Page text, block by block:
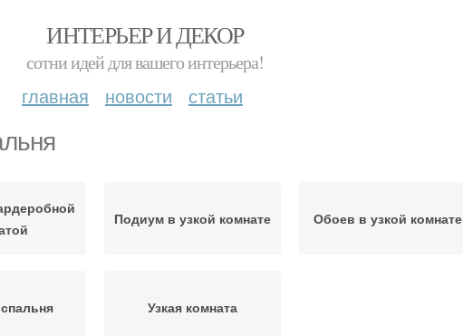
ИНТЕРЬЕР И ДЕКОР
сотни идей для вашего интерьера!
главная новости статьи
Подиум в узкой комнате Обоев в узкой комнате
Узкая комната